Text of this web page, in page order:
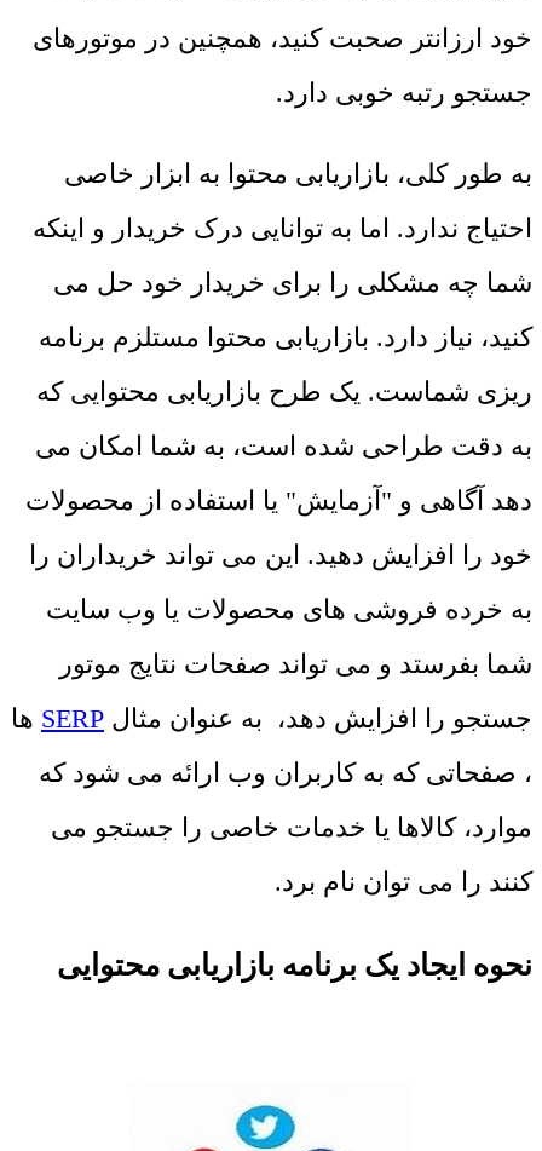
خود ارزانتر صحبت کنید، همچنین در موتورهای
جستجو رتبه خوبی دارد.
به طور کلی، بازاریابی محتوا به ابزار خاصی
احتیاج ندارد. اما به توانایی درک خریدار و اینکه
شما چه مشکلی را برای خریدار خود حل می
کنید، نیاز دارد. بازاریابی محتوا مستلزم برنامه
ریزی شماست. یک طرح بازاریابی محتوایی که
به دقت طراحی شده است، به شما امکان می
دهد آگاهی و "آزمایش" یا استفاده از محصولات
خود را افزایش دهید. این می تواند خریداران را
به خرده فروشی های محصولات یا وب سایت
شما بفرستد و می تواند صفحات نتایج موتور
جستجو را افزایش دهد، به عنوان مثال SERP ها
، صفحاتی که به کاربران وب ارائه می شود که
موارد، کالاها یا خدمات خاصی را جستجو می
کنند را می توان نام برد.
نحوه ایجاد یک برنامه بازاریابی محتوایی